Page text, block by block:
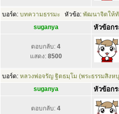
บอร์ด: บทความธรรมะ หัวข้อ: พัฒนาจิตให้ทั
suganya
หัวข้อกร
ตอบกลับ: 4
แสดง: 8500
บอร์ด: หลวงพ่อจรัญ ฐิตธมฺโม (พระธรรมสิงห
suganya
หัวข้อกร
ตอบกลับ: 4